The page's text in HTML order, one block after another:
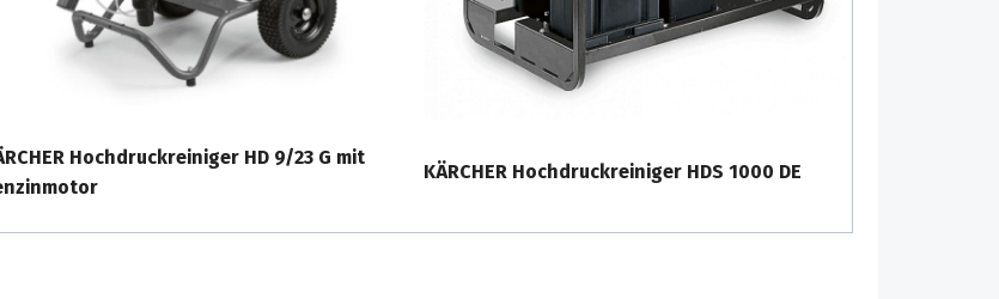
Hochdruckreiniger HD 9/23 G mit
KÄRCHER Hochdruckreiniger HDS 1000 DE